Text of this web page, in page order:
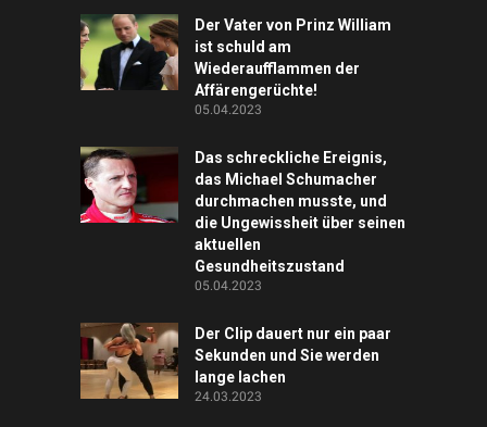
Der Vater von Prinz William
ist schuld am
Wiederaufflammen der
Affärengerüchte!
05.04.2023
Das schreckliche Ereignis,
das Michael Schumacher
durchmachen musste, und
die Ungewissheit über seinen
aktuellen
Gesundheitszustand
05.04.2023
Der Clip dauert nur ein paar
Sekunden und Sie werden
lange lachen
24.03.2023